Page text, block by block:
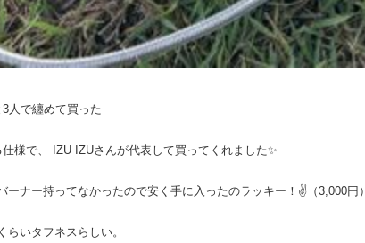
人で纏めて買った
様で、 IZU IZUさんが代表して買ってくれました✨
ーナー持ってなかったので安く手に入ったのラッキー！✌️（3,000円）
いタフネスらしい。